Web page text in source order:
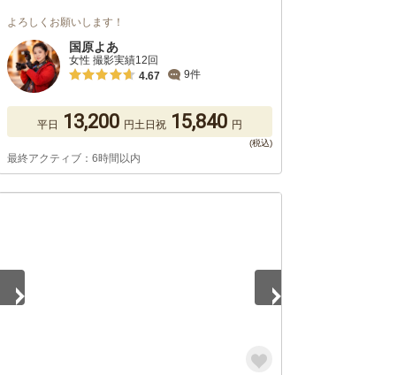
よろしくお願いします！
国原よあ
女性 撮影実績12回
4.67
9件
平日 13,200 円土日祝 15,840 円
最終アクティブ：6時間以内